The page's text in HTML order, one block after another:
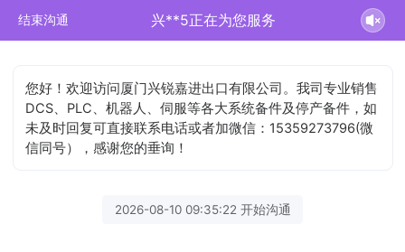
结束沟通 兴**5正在为您服务
您好！欢迎访问厦门兴锐嘉进出口有限公司。我司专业销售
DCS、PLC、机器人、伺服等各大系统备件及停产备件，如
未及时回复可直接联系电话或者加微信：15359273796(微
信同号），感谢您的垂询！
2026-08-10 09:35:22 开始沟通